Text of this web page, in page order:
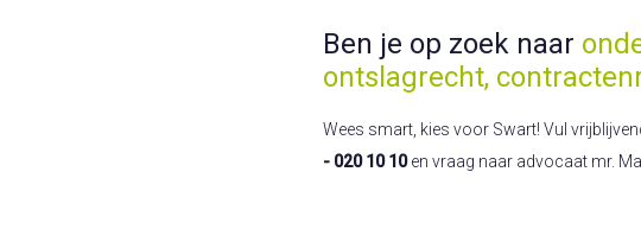
Ben je op zoek naar
ontslagrecht,
Wees smart, kies voor Swart! Vul
- 020 10 10en vraag naar advocaat mr.